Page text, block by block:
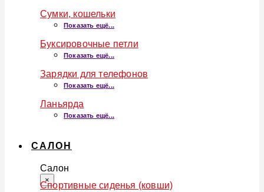
Сумки, кошельки
Показать ещё...
Буксировочные петли
Показать ещё...
Зарядки для телефонов
Показать ещё...
Ланьярда
Показать ещё...
САЛОН
Салон
×
Спортивные сиденья (ковши)